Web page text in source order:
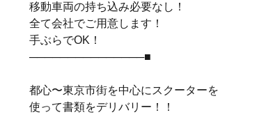
移動車両の持ち込み必要なし！
全て会社でご用意します！
手ぶらでOK！
───────────────■
都心〜東京市街を中心にスクーターを
使って書類をデリバリー！！